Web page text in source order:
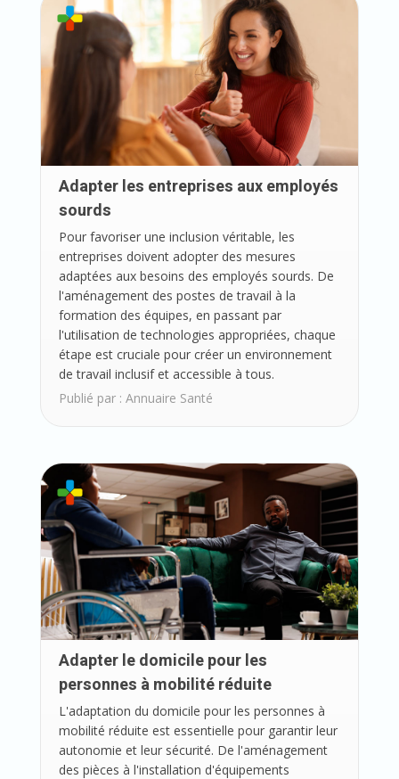
Adapter les entreprises aux employés
sourds
Pour favoriser une inclusion véritable, les
entreprises doivent adopter des mesures
adaptées aux besoins des employés sourds. De
l'aménagement des postes de travail à la
formation des équipes, en passant par
l'utilisation de technologies appropriées, chaque
étape est cruciale pour créer un environnement
de travail inclusif et accessible à tous.
Publié par : Annuaire Santé
Adapter le domicile pour les
personnes à mobilité réduite
L'adaptation du domicile pour les personnes à
mobilité réduite est essentielle pour garantir leur
autonomie et leur sécurité. De l'aménagement
des pièces à l'installation d'équipements